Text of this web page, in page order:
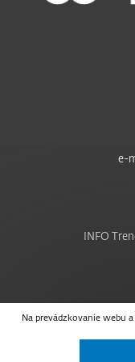
Na prevádzkovanie webu
e-
INFO